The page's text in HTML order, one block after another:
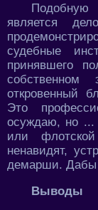
является
судебные
принявшего
собственном
откровенный
Это
осуждаю, но ...
или
ненавидят,
демарши. Дабы
Выводы